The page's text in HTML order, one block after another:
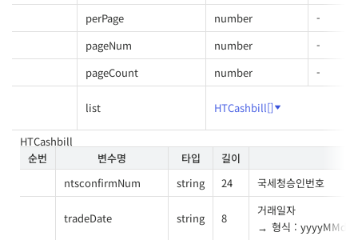
perPage
number
-
pageNum
number
-
pageCount
number -
list HTCashbill[]
HTCashbill
순번
변수명 타입
길이
ntsconfirmNum
string 24 국세청승인번호
tradeDate string 8
거래일자
형식 : yyyyMMdd